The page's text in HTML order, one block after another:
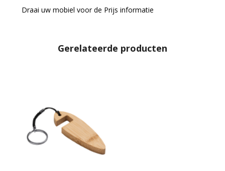
Draai uw mobiel voor de Prijs informatie
Gerelateerde producten